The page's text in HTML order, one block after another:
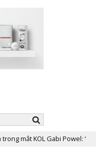
“Choáng ngợp - Lắng